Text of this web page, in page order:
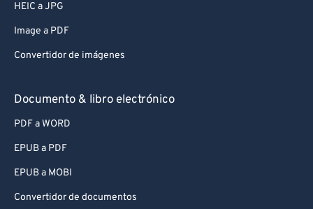
HEIC a JPG
Image a PDF
Convertidor de imágenes
Documento & libro electrónico
PDF a WORD
EPUB a PDF
EPUB a MOBI
Convertidor de documentos